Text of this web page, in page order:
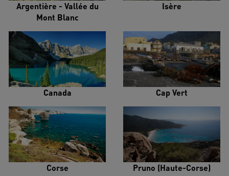
Argentière - Vallée du
Mont Blanc
Isère
Canada Cap Vert
Corse Pruno (Haute-Corse)